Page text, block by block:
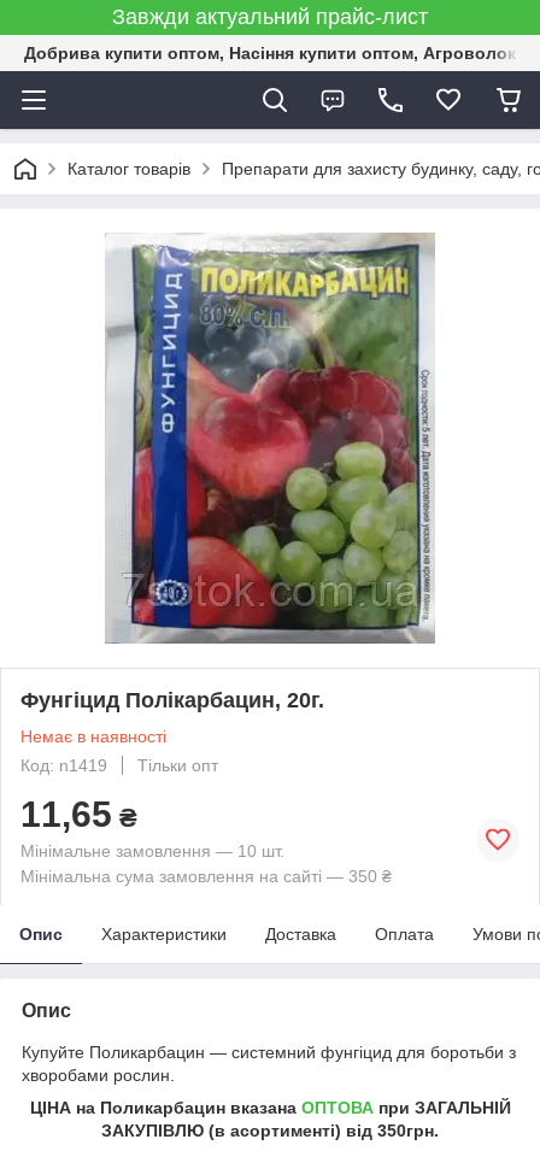
Завжди актуальний прайс-лист
Добрива купити оптом, Насіння купити оптом,
Каталог товарів Препарати для захисту будинку, саду,
Фунгіцид Полікарбацин, 20г.
Немає в наявності
Код: n1419
Тільки опт
11,65 ₴
Мінімальне замовлення — 10 шт.
Мінімальна сума замовлення на сайті — 350 ₴
Опис Характеристики Доставка Оплата Умови
Опис
Купуйте Поликарбацин ― системний фунгіцид для боротьби з
хворобами рослин.
ЦІНА на Поликарбацин вказана ОПТОВАпри ЗАГАЛЬНІЙ
ЗАКУПІВЛЮ (в асортименті) від 350грн.